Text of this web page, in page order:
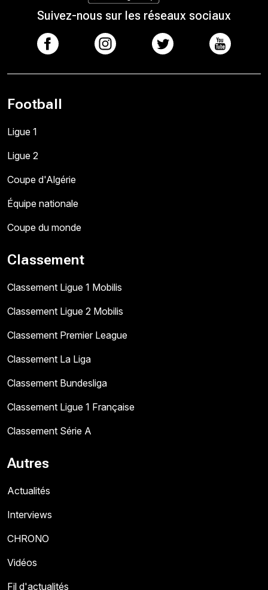
Suivez-nous sur les réseaux sociaux
Football
Ligue 1
Ligue 2
Coupe d'Algérie
Équipe nationale
Coupe du monde
Classement
Classement Ligue 1 Mobilis
Classement Ligue 2 Mobilis
Classement Premier League
Classement La Liga
Classement Bundesliga
Classement Ligue 1 Française
Classement Série A
Autres
Actualités
Interviews
CHRONO
Vidéos
Fil d'actualités